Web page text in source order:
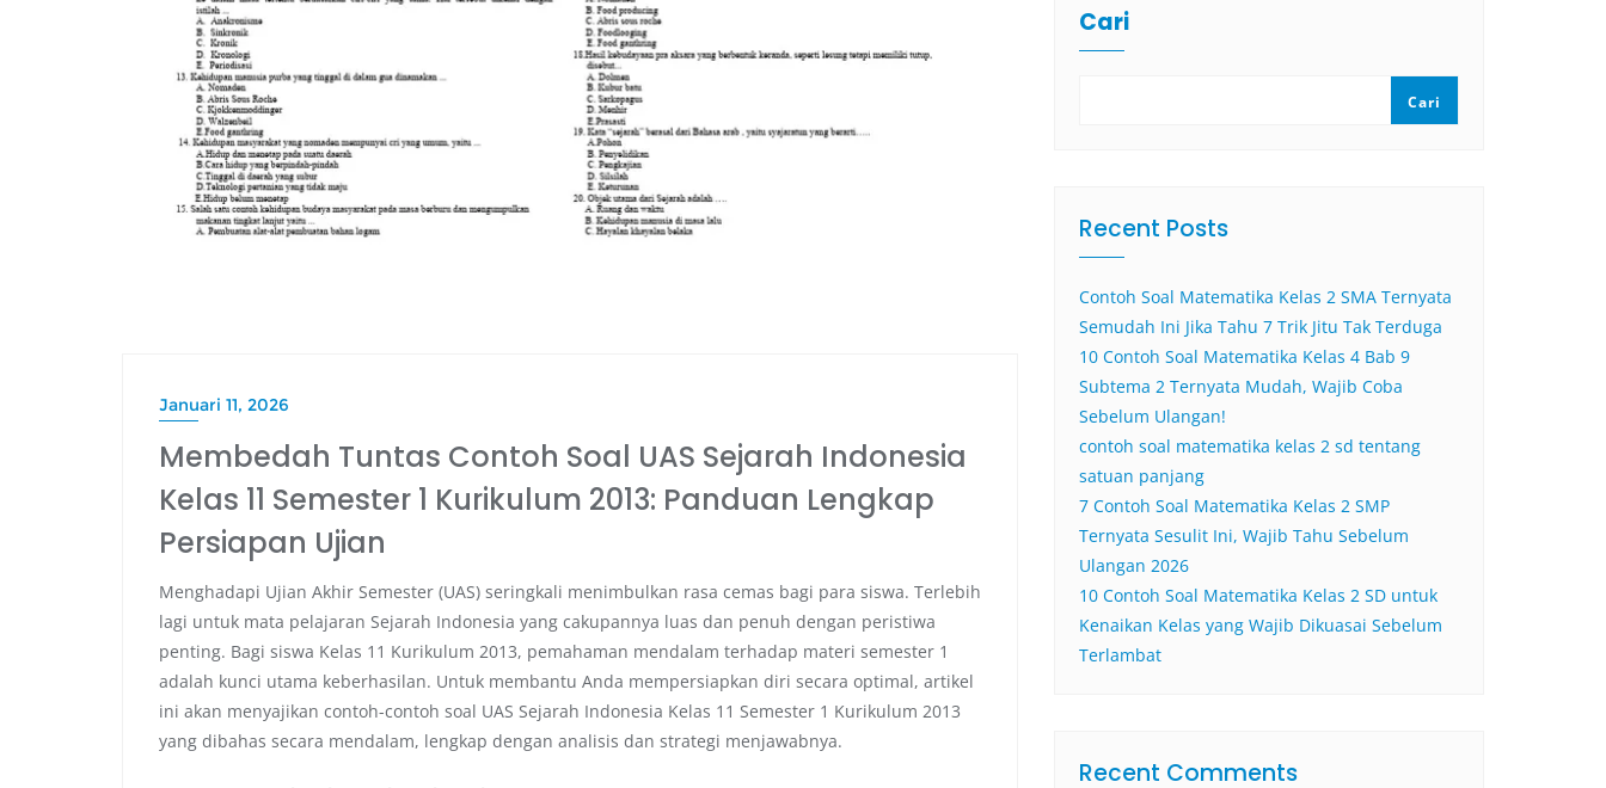
Januari 11, 2026
Membedah Tuntas Contoh Soal UAS Sejarah Indonesia
Kelas 11 Semester 1 Kurikulum 2013: Panduan Lengkap
Persiapan Ujian
Menghadapi Ujian Akhir Semester (UAS) seringkali menimbulkan rasa cemas bagi para siswa. Terlebih
lagi untuk mata pelajaran Sejarah Indonesia yang cakupannya luas dan penuh dengan peristiwa
penting. Bagi siswa Kelas 11 Kurikulum 2013, pemahaman mendalam terhadap materi semester 1
adalah kunci utama keberhasilan. Untuk membantu Anda mempersiapkan diri secara optimal, artikel
ini akan menyajikan contoh-contoh soal UAS Sejarah Indonesia Kelas 11 Semester 1 Kurikulum 2013
yang dibahas secara mendalam, lengkap dengan analisis dan strategi menjawabnya.
Cari
Cari
Recent Posts
Contoh Soal Matematika Kelas 2 SMA Ternyata
Semudah Ini Jika Tahu 7 Trik Jitu Tak Terduga
10 Contoh Soal Matematika Kelas 4 Bab 9
Subtema 2 Ternyata Mudah, Wajib Coba
Sebelum Ulangan!
contoh soal matematika kelas 2 sd tentang
satuan panjang
7 Contoh Soal Matematika Kelas 2 SMP
Ternyata Sesulit Ini, Wajib Tahu Sebelum
Ulangan 2026
10 Contoh Soal Matematika Kelas 2 SD untuk
Kenaikan Kelas yang Wajib Dikuasai Sebelum
Terlambat
Recent Comments